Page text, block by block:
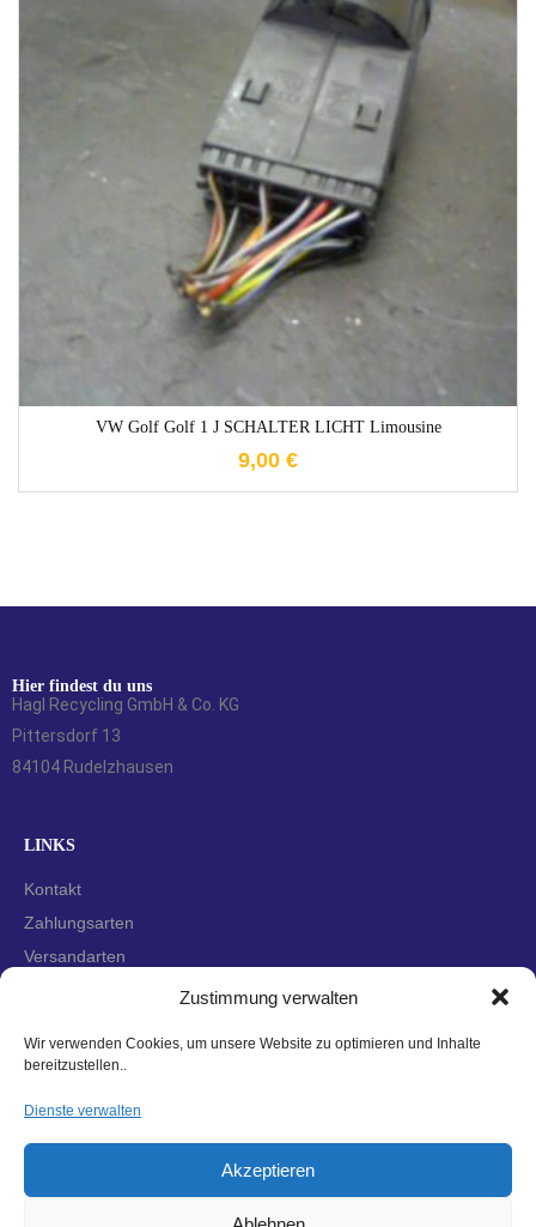
Zustimmung verwalten
Wir verwenden Cookies, um unsere Website zu optimieren und Inhalte
bereitzustellen..
Dienste verwalten
Akzeptieren
VW Golf Golf 1 J SCHALTER LICHT Limousine
9,00 €
1-3 Werktage
Hier findest du uns
Hagl Recycling GmbH & Co. KG
Pittersdorf 13
84104 Rudelzhausen
LINKS
Kontakt
Zahlungsarten
Versandarten
Datenschutzerklärung
Cookie-Richtlinie (EU)